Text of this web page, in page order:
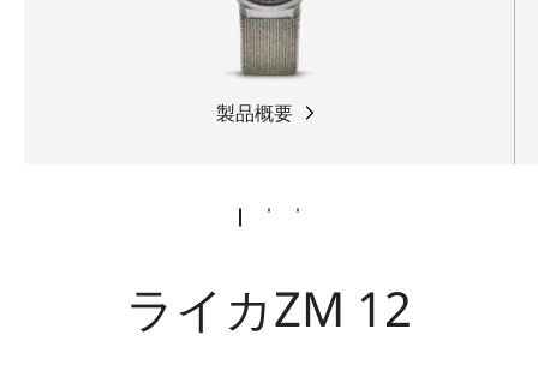
製品概要
ライカZM 12